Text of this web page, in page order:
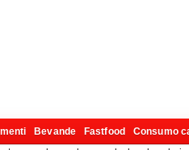
Bevande Fastfood Consumo